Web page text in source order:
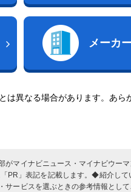
メーカ
異なる場合があります。あら
マイナビニュース・マイナビウー
PR」表記を記載します。◆紹介し
サービスを選ぶときの参考情報とし